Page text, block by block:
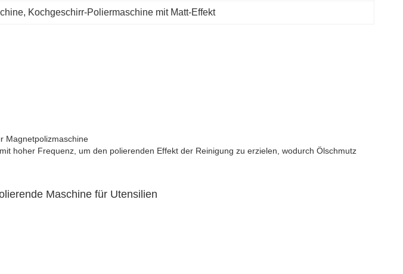
, Kochgeschirr-Poliermaschine mit Matt-Effekt
Magnetpolizmaschine
hoher Frequenz, um den polierenden Effekt der Reinigung zu erzielen, wodurch Ölschmutz
Maschine für Utensilien